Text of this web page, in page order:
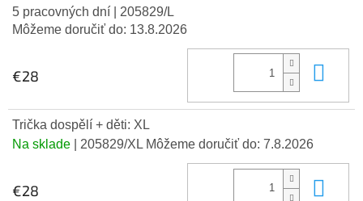
5 pracovných dní
| 205829/L
Môžeme doručiť do: 13.8.2026
€28
Trička dospělí + děti: XL
Na sklade
| 205829/XL Môžeme doručiť do: 7.8.2026
€28